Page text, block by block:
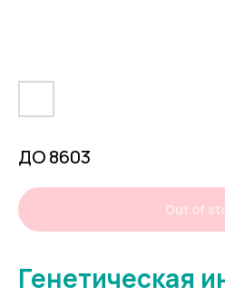
ДО 8603
Out of
Генетическая